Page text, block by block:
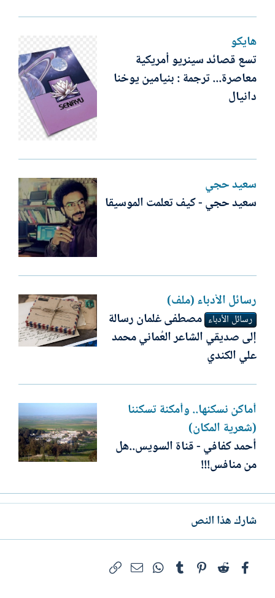
هايكو
تسع قصائد سينريو أمريكية
معاصرة... ترجمة : بنيامين يوخنا
دانيال
سعيد حجي
سعيد حجي - كيف تعلمت الموسيقا
رسائل الأدباء (ملف)
رسائل الأدباء مصطفى غلمان رسالة
إلى صديقي الشاعر العُماني محمد
علي الكندي
أماكن نسكنها.. وأمكنة تسكننا
(شعرية المكان)
أحمد كفافي - قناة السويس..هل
من منافس!!!
شارك هذا النص
فيسبوكReddit
Pinterest
Tumblr
WhatsAppالبريد الإلكتروني